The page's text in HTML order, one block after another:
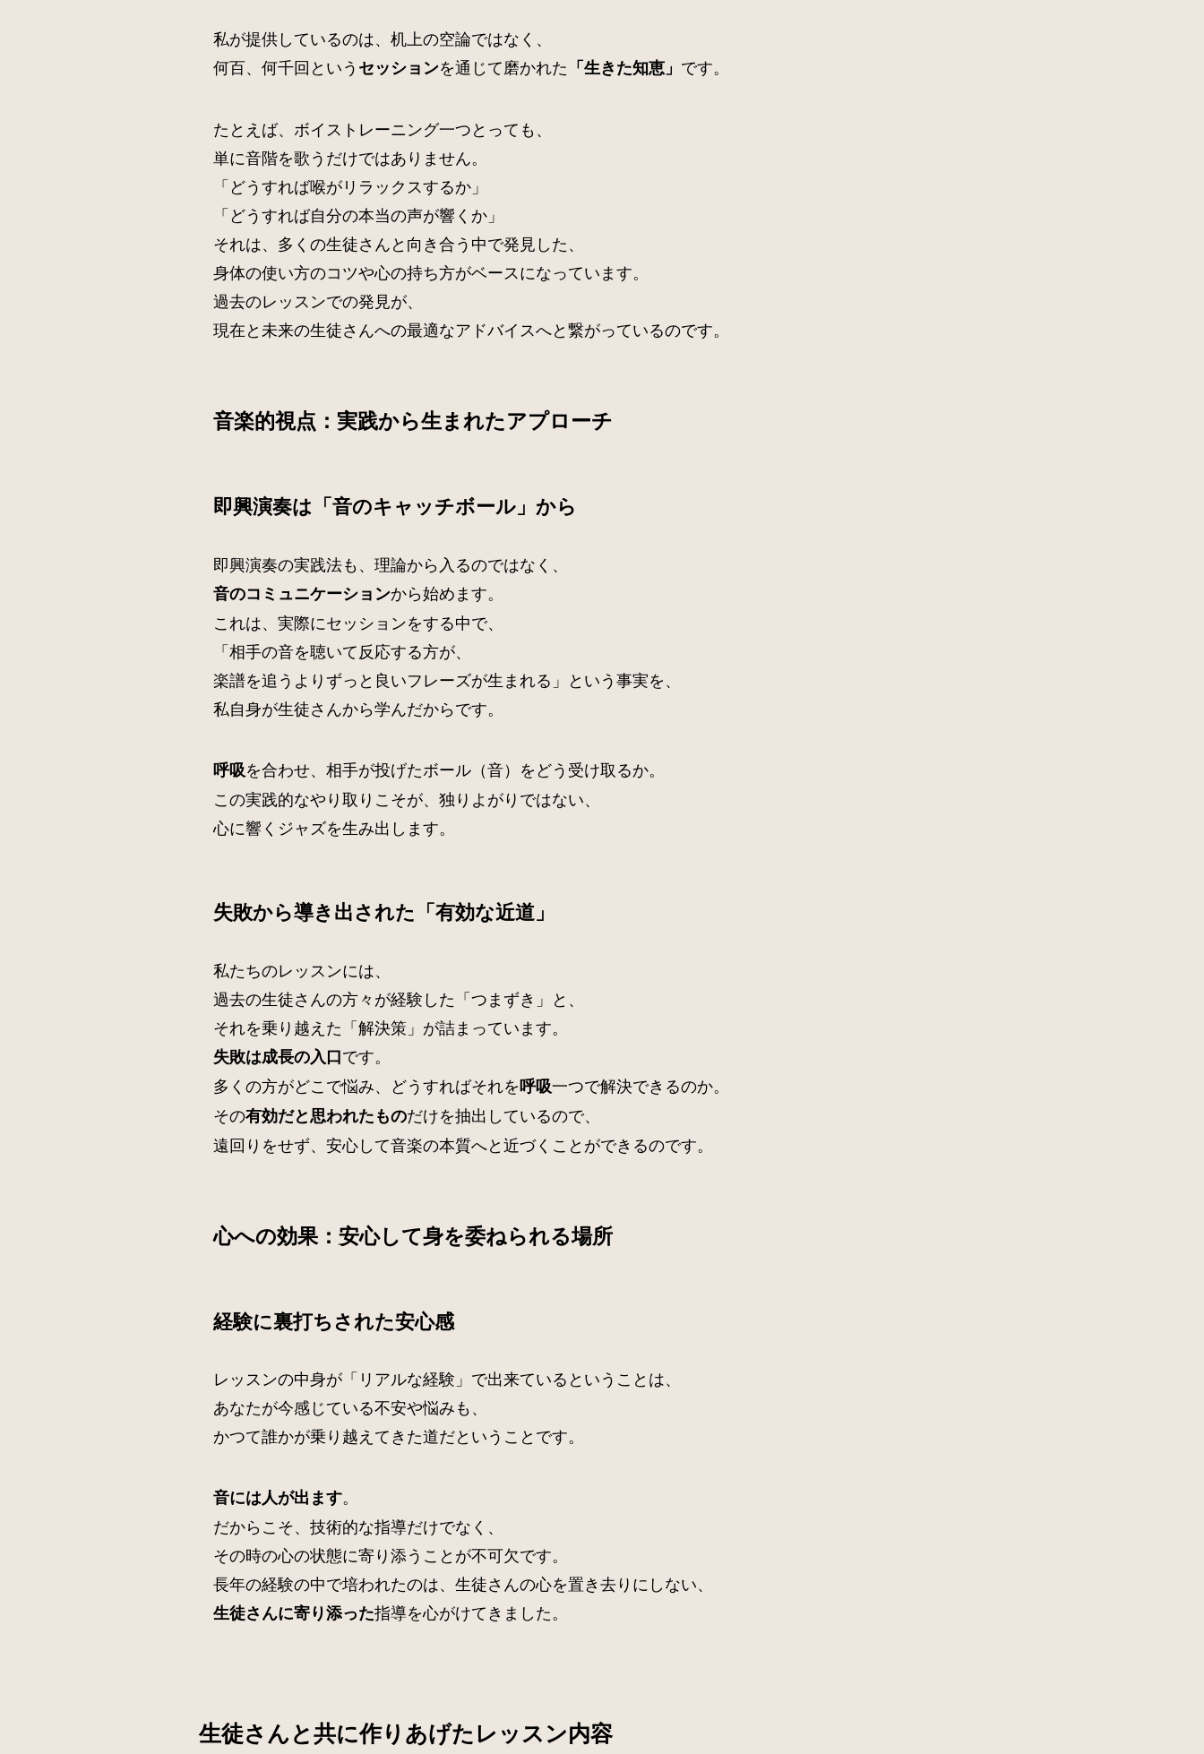
私が提供しているのは、机上の空論ではなく、
何百、何千回というセッションを通じて磨かれた 「生きた知恵」 です。
たとえば、ボイストレーニング一つとっても、
単に音階を歌うだけではありません。
「どうすれば喉がリラックスするか」
「どうすれば自分の本当の声が響くか」
それは、多くの生徒さんと向き合う中で発見した、
身体の使い方のコツや心の持ち方がベースになっています。
過去のレッスンでの発見が、
現在と未来の生徒さんへの最適なアドバイスへと繋がっているのです。
音楽的視点：実践から生まれたアプローチ
即興演奏は「音のキャッチボール」から
即興演奏の実践法も、理論から入るのではなく、
音のコミュニケーションから始めます。
これは、実際にセッションをする中で、
「相手の音を聴いて反応する方が、
楽譜を追うよりずっと良いフレーズが生まれる」という事実を、
私自身が生徒さんから学んだからです。
呼吸を合わせ、相手が投げたボール（音）をどう受け取るか。
この実践的なやり取りこそが、独りよがりではない、
心に響くジャズを生み出します。
失敗から導き出された「有効な近道」
私たちのレッスンには、
過去の生徒さんの方々が経験した「つまずき」と、
それを乗り越えた「解決策」が詰まっています。
失敗は成長の入口です。
多くの方がどこで悩み、どうすればそれを呼吸一つで解決できるのか。
その有効だと思われたものだけを抽出しているので、
遠回りをせず、安心して音楽の本質へと近づくことができるのです。
心への効果：安心して身を委ねられる場所
経験に裏打ちされた安心感
レッスンの中身が「リアルな経験」で出来ているということは、
あなたが今感じている不安や悩みも、
かつて誰かが乗り越えてきた道だということです。
音には人が出ます。
だからこそ、技術的な指導だけでなく、
その時の心の状態に寄り添うことが不可欠です。
長年の経験の中で培われたのは、生徒さんの心を置き去りにしない、
生徒さんに寄り添った指導を心がけてきました。
生徒さんと共に作りあげたレッスン内容